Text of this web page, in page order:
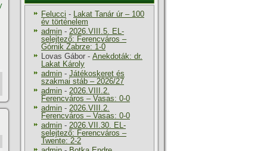
Felucci - Lakat Tanár úr – 100
év történelem
admin - 2026.VIII.5. EL-
selejtező: Ferencváros –
Górnik Zabrze: 1-0
Lovas Gábor - Anekdoták: dr.
Lakat Károly
admin - Játékoskeret és
szakmai stáb – 2026/27
admin - 2026.VIII.2.
Ferencváros – Vasas: 0-0
admin - 2026.VIII.2.
Ferencváros – Vasas: 0-0
admin - 2026.VII.30. EL-
selejtező: Ferencváros –
Twente: 2-2